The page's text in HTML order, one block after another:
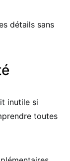
détails sans
inutile si
toutes